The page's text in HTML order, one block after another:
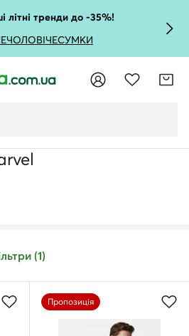
літні тренди до -35%!
ЧОЛОВІЧЕСУМКИ
(1)
Пропозиція